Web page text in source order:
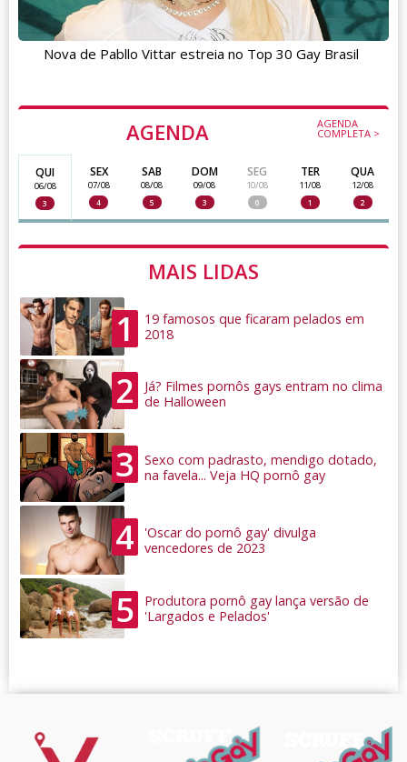
AGENDA AGENDA
COMPLETA >
QUI
06/08
3
SEX
07/08
4
SAB
08/08
5
DOM
09/08
3
SEG
10/08
0
TER
11/08
1
QUA
12/08
2
MAIS LIDAS
1
19 famosos que ficaram pelados em
2018
2
Já? Filmes pornôs gays entram no clima
de Halloween
3
Sexo com padrasto, mendigo dotado,
na favela... Veja HQ pornô gay
4
'Oscar do pornô gay' divulga
vencedores de 2023
5
Produtora pornô gay lança versão de
'Largados e Pelados'
Nova de Pabllo Vittar estreia no Top 30 Gay Brasil